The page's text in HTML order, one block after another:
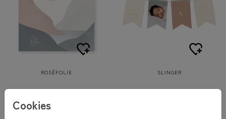
Cookies
ROSÉFOLIE SLINGER